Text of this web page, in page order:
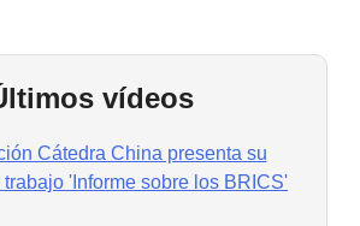
vídeos
Cátedra China presenta su
'Informe sobre los BRICS'